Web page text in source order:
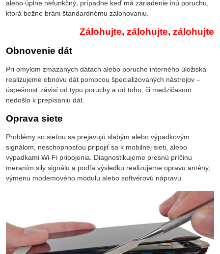
alebo úplne nefunkčný, prípadne keď má zariadenie inú poruchu,
ktorá bežne bráni štandardnému zálohovaniu.
Zálohujte, zálohujte, zálohujte
Obnovenie dát
Pri omylom zmazaných dátach alebo poruche interného úložiska
realizujeme obnovu dát pomocou špecializovaných nástrojov –
úspešnosť závisí od typu poruchy a od toho, či medzičasom
nedošlo k prepísaniu dát.
Oprava siete
Problémy so sieťou sa prejavujú slabým alebo výpadkovým
signálom, neschopnosťou pripojiť sa k mobilnej sieti, alebo
výpadkami Wi-Fi pripojenia. Diagnostikujeme presnú príčinu
meraním sily signálu a podľa výsledku realizujeme opravu antény,
výmenu modemového modulu alebo softvérovú nápravu.